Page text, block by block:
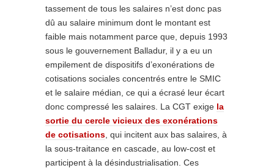
tassement de tous les salaires n’est donc pas
dû au salaire minimum dont le montant est
faible mais notamment parce que, depuis 1993
sous le gouvernement Balladur, il y a eu un
empilement de dispositifs d’exonérations de
cotisations sociales concentrés entre le SMIC
et le salaire médian, ce qui a écrasé leur écart
donc compressé les salaires. La CGT exige la
sortie du cercle vicieux des exonérations
de cotisations , qui incitent aux bas salaires, à
la sous-traitance en cascade, au low-cost et
participent à la désindustrialisation. Ces